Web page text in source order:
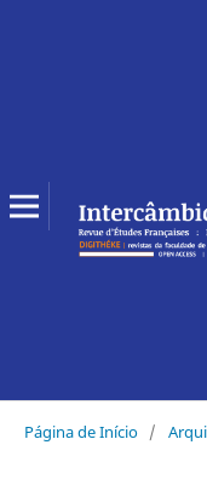
Página de Início /